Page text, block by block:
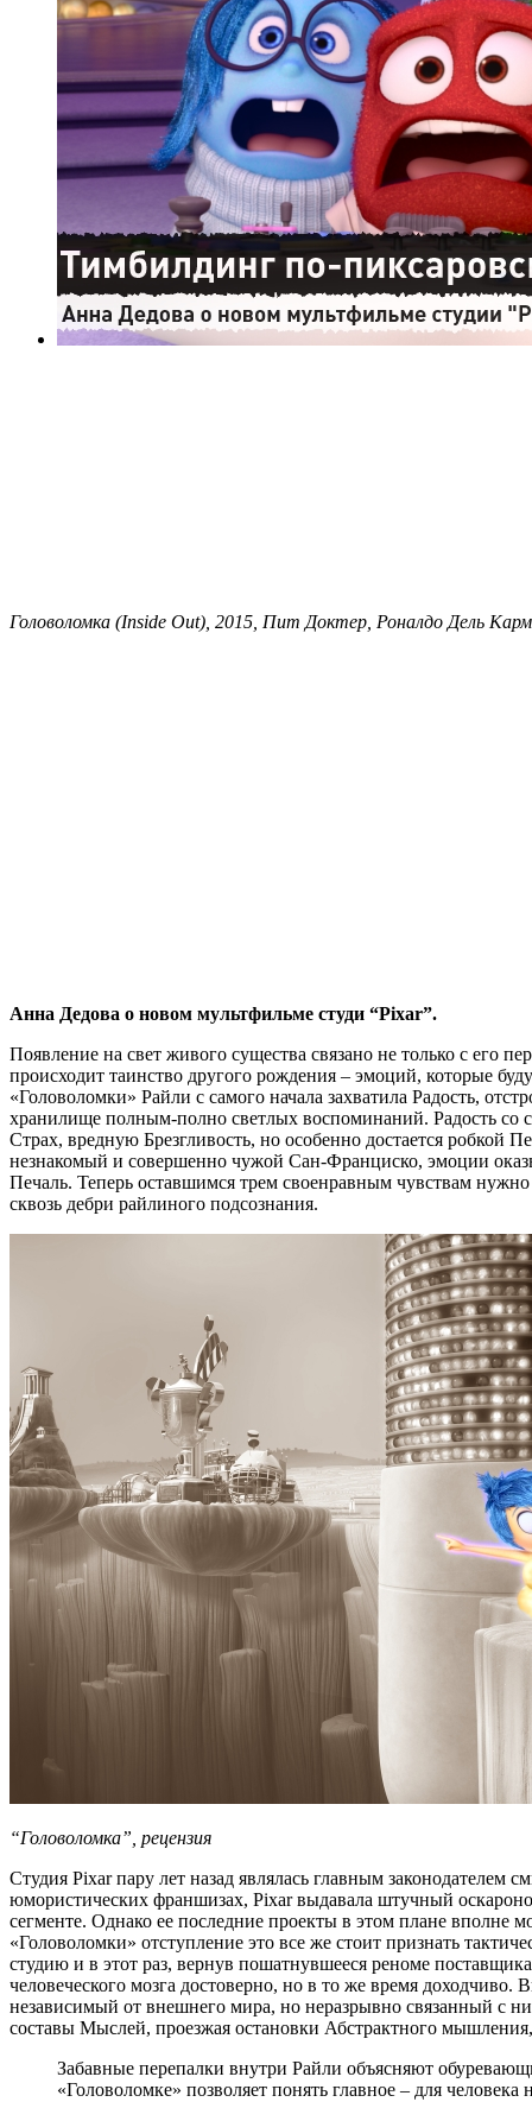
Головоломка (Inside Out), 2015, Пит Доктер, Роналдо Дель
Анна Дедова о новом мультфильме студи “Pixar”.
Появление на свет живого существа связано не только с его
происходит таинство другого рождения – эмоций, которые
«Головоломки» Райли с самого начала захватила Радость,
хранилище полным-полно светлых воспоминаний. Радость со
Страх, вредную Брезгливость, но особенно достается
незнакомый и совершенно чужой Сан-Франциско, эмоции
Печаль. Теперь оставшимся трем своенравным чувствам
сквозь дебри райлиного подсознания.
“Головоломка”, рецензия
Студия Pixar пару лет назад являлась главным
юмористических франшизах, Pixar выдавала штучный
сегменте. Однако ее последние проекты в этом плане вполне
«Головоломки» отступление это все же стоит признать
студию и в этот раз, вернув пошатнувшееся реноме
человеческого мозга достоверно, но в то же время
независимый от внешнего мира, но неразрывно связанный с
составы Мыслей, проезжая остановки Абстрактного
Забавные перепалки внутри Райли объясняют
«Головоломке» позволяет понять главное – для